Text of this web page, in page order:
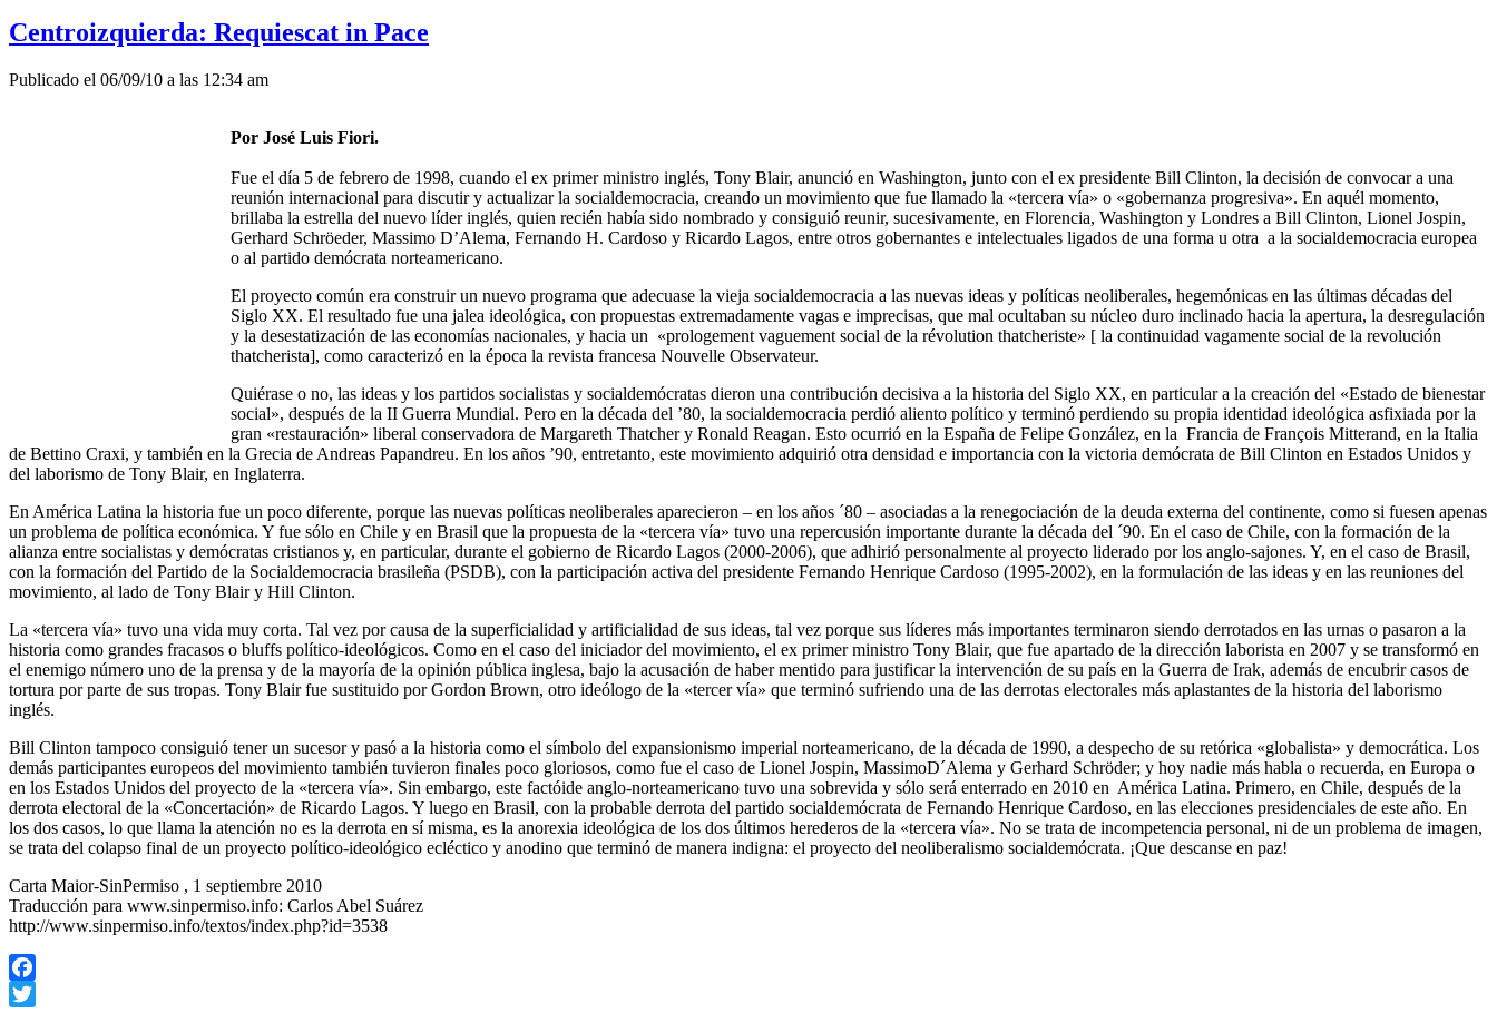
Centroizquierda: Requiescat in Pace
Publicado el 06/09/10 a las 12:34 am
Por José Luis Fiori.
Fue el día 5 de febrero de 1998, cuando el ex primer ministro inglés, Tony Blair, anunció en Washington, junto con el ex presidente Bill Clinton, la decisión de convocar a una
reunión internacional para discutir y actualizar la socialdemocracia, creando un movimiento que fue llamado la «tercera vía» o «gobernanza progresiva». En aquél momento,
brillaba la estrella del nuevo líder inglés, quien recién había sido nombrado y consiguió reunir, sucesivamente, en Florencia, Washington y Londres a Bill Clinton, Lionel Jospin,
Gerhard Schröeder, Massimo D’Alema, Fernando H. Cardoso y Ricardo Lagos, entre otros gobernantes e intelectuales ligados de una forma u otra a la socialdemocracia europea
o al partido demócrata norteamericano.
El proyecto común era construir un nuevo programa que adecuase la vieja socialdemocracia a las nuevas ideas y políticas neoliberales, hegemónicas en las últimas décadas del
Siglo XX. El resultado fue una jalea ideológica, con propuestas extremadamente vagas e imprecisas, que mal ocultaban su núcleo duro inclinado hacia la apertura, la desregulación
y la desestatización de las economías nacionales, y hacia un «prologement vaguement social de la révolution thatcheriste» [ la continuidad vagamente social de la revolución
thatcherista], como caracterizó en la época la revista francesa Nouvelle Observateur.
Quiérase o no, las ideas y los partidos socialistas y socialdemócratas dieron una contribución decisiva a la historia del Siglo XX, en particular a la creación del «Estado de bienestar
social», después de la II Guerra Mundial. Pero en la década del ’80, la socialdemocracia perdió aliento político y terminó perdiendo su propia identidad ideológica asfixiada por la
gran «restauración» liberal conservadora de Margareth Thatcher y Ronald Reagan. Esto ocurrió en la España de Felipe González, en la Francia de François Mitterand, en la Italia
de Bettino Craxi, y también en la Grecia de Andreas Papandreu. En los años ’90, entretanto, este movimiento adquirió otra densidad e importancia con la victoria demócrata de Bill Clinton en Estados Unidos y
del laborismo de Tony Blair, en Inglaterra.
En América Latina la historia fue un poco diferente, porque las nuevas políticas neoliberales aparecieron – en los años ´80 – asociadas a la renegociación de la deuda externa del continente, como si fuesen apenas
un problema de política económica. Y fue sólo en Chile y en Brasil que la propuesta de la «tercera vía» tuvo una repercusión importante durante la década del ´90. En el caso de Chile, con la formación de la
alianza entre socialistas y demócratas cristianos y, en particular, durante el gobierno de Ricardo Lagos (2000-2006), que adhirió personalmente al proyecto liderado por los anglo-sajones. Y, en el caso de Brasil,
con la formación del Partido de la Socialdemocracia brasileña (PSDB), con la participación activa del presidente Fernando Henrique Cardoso (1995-2002), en la formulación de las ideas y en las reuniones del
movimiento, al lado de Tony Blair y Hill Clinton.
La «tercera vía» tuvo una vida muy corta. Tal vez por causa de la superficialidad y artificialidad de sus ideas, tal vez porque sus líderes más importantes terminaron siendo derrotados en las urnas o pasaron a la
historia como grandes fracasos o bluffs político-ideológicos. Como en el caso del iniciador del movimiento, el ex primer ministro Tony Blair, que fue apartado de la dirección laborista en 2007 y se transformó en
el enemigo número uno de la prensa y de la mayoría de la opinión pública inglesa, bajo la acusación de haber mentido para justificar la intervención de su país en la Guerra de Irak, además de encubrir casos de
tortura por parte de sus tropas. Tony Blair fue sustituido por Gordon Brown, otro ideólogo de la «tercer vía» que terminó sufriendo una de las derrotas electorales más aplastantes de la historia del laborismo
inglés.
Bill Clinton tampoco consiguió tener un sucesor y pasó a la historia como el símbolo del expansionismo imperial norteamericano, de la década de 1990, a despecho de su retórica «globalista» y democrática. Los
demás participantes europeos del movimiento también tuvieron finales poco gloriosos, como fue el caso de Lionel Jospin, MassimoD´Alema y Gerhard Schröder; y hoy nadie más habla o recuerda, en Europa o
en los Estados Unidos del proyecto de la «tercera vía». Sin embargo, este factóide anglo-norteamericano tuvo una sobrevida y sólo será enterrado en 2010 en América Latina. Primero, en Chile, después de la
derrota electoral de la «Concertación» de Ricardo Lagos. Y luego en Brasil, con la probable derrota del partido socialdemócrata de Fernando Henrique Cardoso, en las elecciones presidenciales de este año. En
los dos casos, lo que llama la atención no es la derrota en sí misma, es la anorexia ideológica de los dos últimos herederos de la «tercera vía». No se trata de incompetencia personal, ni de un problema de imagen,
se trata del colapso final de un proyecto político-ideológico ecléctico y anodino que terminó de manera indigna: el proyecto del neoliberalismo socialdemócrata. ¡Que descanse en paz!
Carta Maior-SinPermiso , 1 septiembre 2010
Traducción para www.sinpermiso.info: Carlos Abel Suárez
http://www.sinpermiso.info/textos/index.php?id=3538
Facebook